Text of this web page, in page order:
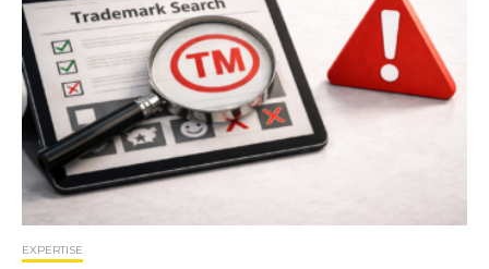
EXPERTISE